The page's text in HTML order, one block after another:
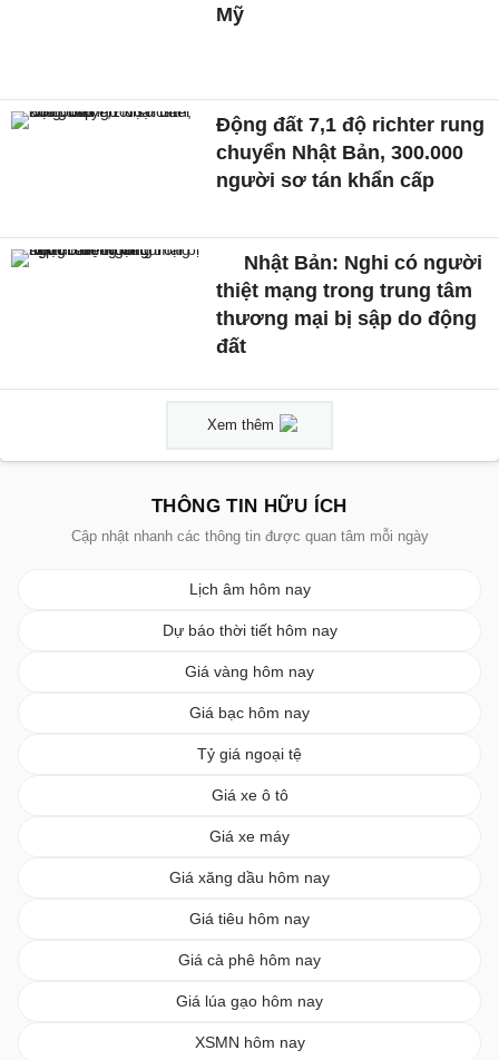
Mỹ
Động đất 7,1 độ richter rung
chuyển Nhật Bản, 300.000
người sơ tán khẩn cấp
Nhật Bản: Nghi có người
thiệt mạng trong trung tâm
thương mại bị sập do động
đất
Xem thêm
THÔNG TIN HỮU ÍCH
Cập nhật nhanh các thông tin được quan tâm mỗi ngày
Lịch âm hôm nay
Dự báo thời tiết hôm nay
Giá vàng hôm nay
Giá bạc hôm nay
Tỷ giá ngoại tệ
Giá xe ô tô
Giá xe máy
Giá xăng dầu hôm nay
Giá tiêu hôm nay
Giá cà phê hôm nay
Giá lúa gạo hôm nay
XSMN hôm nay